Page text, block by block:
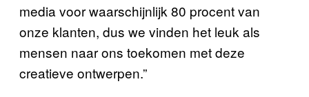
media voor waarschijnlijk 80 procent van
onze klanten, dus we vinden het leuk als
mensen naar ons toekomen met deze
creatieve ontwerpen.”